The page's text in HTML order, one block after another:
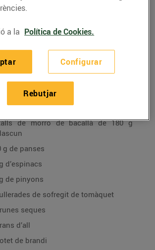
amb panses i
a 4 persones:
de morro de bacallà de 180 g
g de panses
d’espinacs
de pinyons
de sofregit de tomàquet
seques
d’all
de brandi
a la Política de Cookies.
Configurar
Rebutjar